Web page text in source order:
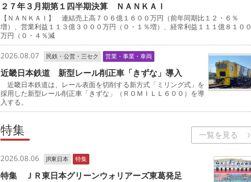
２７年３月期第１四半期決算 ＮＡＮＫＡＩ
【ＮＡＮＫＡＩ】 連結売上高７０６億１６００万円（前年同期比１２・６％
増）、営業利益１１３億３０００万円（０・１％増）、経常利益１１１億８１００
万円（０・４％減
2026.08.07 民鉄・公営・三セク 営業・事業・車両
近畿日本鉄道 新型レール削正車「きずな」導入
近畿日本鉄道は、レール表面を切削する新方式「ミリング式」を
採用した新型レール削正車「きずな」（ＲＯＭＩＬＬ６００）を導
入する。
特集 一覧を見る
2026.08.06 JR東日本 特集
特集 ＪＲ東日本グリーンウォリアーズ東葛発足